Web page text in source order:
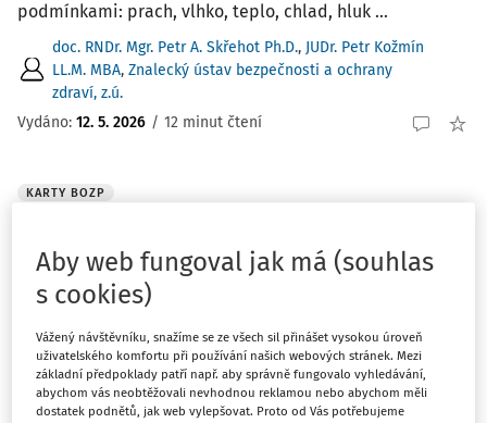
podmínkami: prach, vlhko, teplo, chlad, hluk ...
doc. RNDr. Mgr. Petr A. Skřehot Ph.D., JUDr. Petr Kožmín
LL.M. MBA, Znalecký ústav bezpečnosti a ochrany
zdraví, z.ú.
Vydáno: 12. 5. 2026 / 12 minut čtení
KARTY BOZP
Práce je vykonávána na staveništi zpravidla ve
venkovním prostředí se ztíženými pracovními
podmínkami jako je prach, hluk nebo vysoká/nízká
teplota okolního vzduchu. Při chůzi po staveništi je
pracovník vystaven působení řadě rizik zejména kontakt
Ing. Jakub Marek,JUDr. Petr Kožmín LL.M. MBA,Znalecký
Aby web fungoval jak má (souhlas
s cookies)
Vážený návštěvníku, snažíme se ze všech sil přinášet vysokou úroveň
uživatelského komfortu při používání našich webových stránek. Mezi
základní předpoklady patří např. aby správně fungovalo vyhledávání,
abychom vás neobtěžovali nevhodnou reklamou nebo abychom měli
dostatek podnětů, jak web vylepšovat. Proto od Vás potřebujeme